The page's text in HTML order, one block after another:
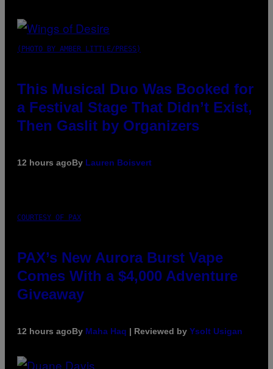
(PHOTO BY AMBER LITTLE/PRESS)
This Musical Duo Was Booked for
a Festival Stage That Didn’t Exist,
Then Gaslit by Organizers
12 hours agoBy Lauren Boisvert
COURTESY OF PAX
PAX’s New Aurora Burst Vape
Comes With a $4,000 Adventure
Giveaway
12 hours agoBy Maha Haq | Reviewed by Ysolt Usigan